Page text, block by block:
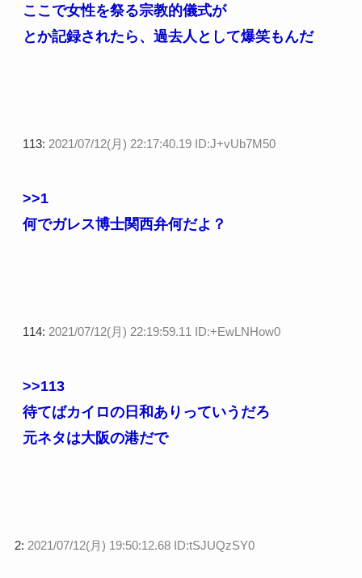
ここで女性を祭る宗教的儀式が
とか記録されたら、過去人として爆笑もんだ
113: 2021/07/12(月) 22:17:40.19 ID:J+vUb7M50
>>1
何でガレス博士関西弁何だよ？
114: 2021/07/12(月) 22:19:59.11 ID:+EwLNHow0
>>113
待てばカイロの日和ありっていうだろ
元ネタは大阪の港だで
2: 2021/07/12(月) 19:50:12.68 ID:tSJUQzSY0